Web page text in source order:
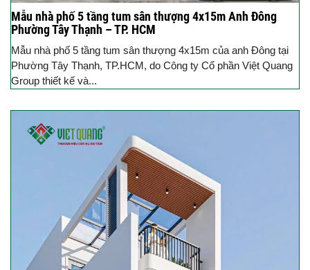
Mẫu nhà phố 5 tầng tum sân thượng 4x15m Anh Đông
Phường Tây Thạnh – TP. HCM
Mẫu nhà phố 5 tầng tum sân thượng 4x15m của anh Đông tại
Phường Tây Thạnh, TP.HCM, do Công ty Cổ phần Việt Quang
Group thiết kế và...